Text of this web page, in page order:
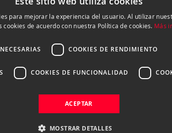
cumplen un papel ilustrativo y NO SE
Canon RF-S 18-45 mm
para mejorar la experiencia del usuario. Al utilizar
cookies de acuerdo con nuestra Política de cookies. Más
COOKIES DE RENDIMIENTO
COOKIES DE FUNCIONALIDAD
ACEPTAR
MOSTRAR DETALLES